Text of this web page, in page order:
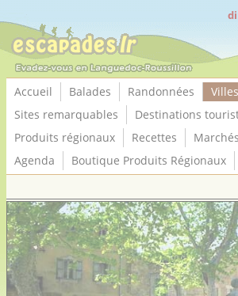
Accueil Balades Randonnées
Sites remarquables
Destinations
Produits régionaux
Recettes
Agenda
Boutique Produits Régionaux